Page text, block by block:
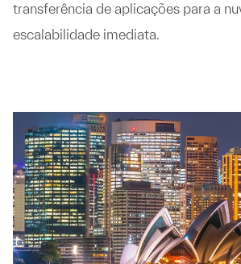
transferência de aplicações para a
escalabilidade imediata.